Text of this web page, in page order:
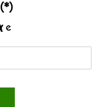
(*)